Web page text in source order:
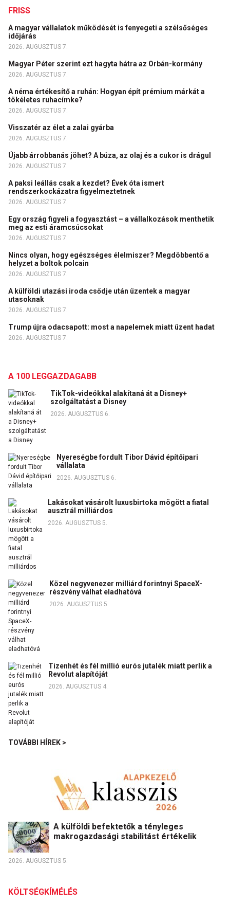
FRISS
A magyar vállalatok működését is fenyegeti a szélsőséges
időjárás
2026. AUGUSZTUS 7.
Magyar Péter szerint ezt hagyta hátra az Orbán-kormány
2026. AUGUSZTUS 7.
A néma értékesítő a ruhán: Hogyan épít prémium márkát a
tökéletes ruhacímke?
2026. AUGUSZTUS 7.
Visszatér az élet a zalai gyárba
2026. AUGUSZTUS 7.
Újabb árrobbanás jöhet? A búza, az olaj és a cukor is drágul
2026. AUGUSZTUS 7.
A paksi leállás csak a kezdet? Évek óta ismert
rendszerkockázatra figyelmeztetnek
2026. AUGUSZTUS 7.
Egy ország figyeli a fogyasztást – a vállalkozások menthetik
meg az esti áramcsúcsokat
2026. AUGUSZTUS 7.
Nincs olyan, hogy egészséges élelmiszer? Megdöbbentő a
helyzet a boltok polcain
2026. AUGUSZTUS 7.
A külföldi utazási iroda csődje után üzentek a magyar
utasoknak
2026. AUGUSZTUS 7.
Trump újra odacsapott: most a napelemek miatt üzent hadat
2026. AUGUSZTUS 7.
A 100 LEGGAZDAGABB
TikTok-videókkal alakítaná át a Disney+
szolgáltatást a Disney
2026. AUGUSZTUS 6.
Nyereségbe fordult Tibor Dávid építőipari
vállalata
2026. AUGUSZTUS 6.
Lakásokat vásárolt luxusbirtoka mögött a fiatal
ausztrál milliárdos
2026. AUGUSZTUS 5.
Közel negyvenezer milliárd forintnyi SpaceX-
részvény válhat eladhatóvá
2026. AUGUSZTUS 5.
Tizenhét és fél millió eurós jutalék miatt perlik a
Revolut alapítóját
2026. AUGUSZTUS 4.
TOVÁBBI HÍREK >
A külföldi befektetők a tényleges
makrogazdasági stabilitást értékelik
2026. AUGUSZTUS 5.
KÖLTSÉGKÍMÉLÉS